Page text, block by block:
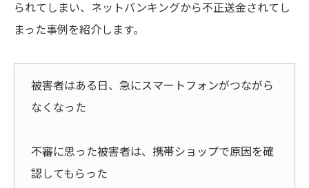
られてしまい、ネットバンキングから不正送金されてし
まった事例を紹介します。
被害者はある日、急にスマートフォンがつながら
なくなった
不審に思った被害者は、携帯ショップで原因を確
認してもらった